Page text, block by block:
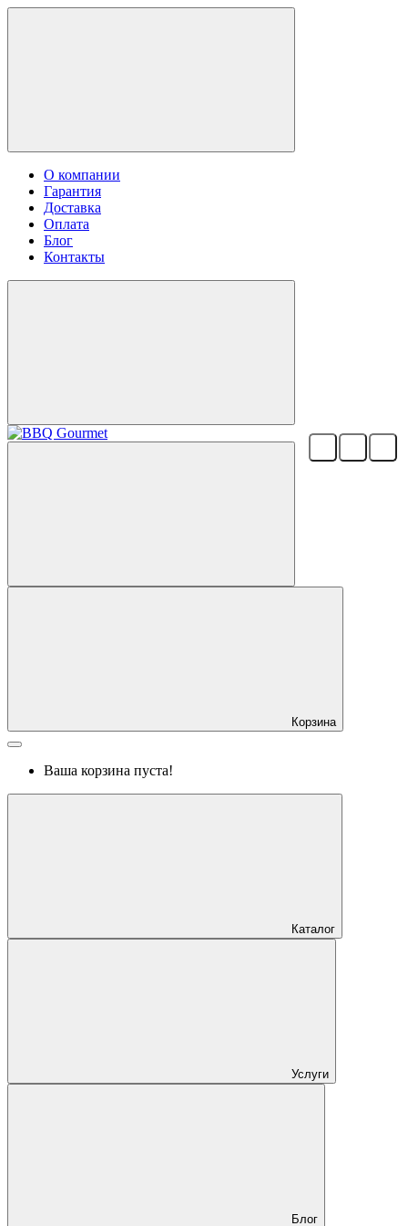
О компании
Гарантия
Доставка
Оплата
Блог
Контакты
Корзина
Ваша корзина пуста!
Каталог
Услуги
Блог